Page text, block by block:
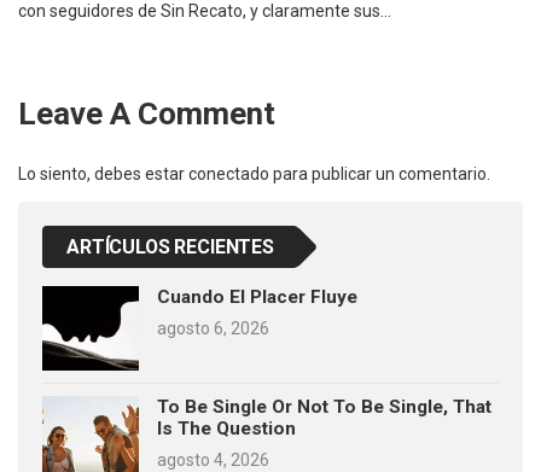
con seguidores de Sin Recato, y claramente sus…
Leave A Comment
Lo siento, debes estarconectado para publicar un comentario.
ARTÍCULOS RECIENTES
Cuando El Placer Fluye
agosto 6, 2026
To Be Single Or Not To Be Single, That
Is The Question
agosto 4, 2026